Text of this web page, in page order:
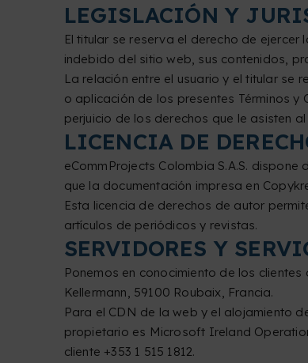
LEGISLACIÓN Y
El titular se reserva el derecho de
indebido del sitio web, sus contenidos,
La relación entre el usuario y el titular se
o aplicación de los presentes Términos
perjuicio de los derechos que le asisten
LICENCIA DE
eCommProjects Colombia S.A.S.
que la documentación impresa en
Esta licencia de derechos de autor
artículos de periódicos y revistas.
SERVIDORES Y
Ponemos en conocimiento de los
Kellermann, 59100 Roubaix, Francia.
Para el CDN de la web y el alojamiento
propietario es Microsoft Ireland
cliente +353 1 515 1812.